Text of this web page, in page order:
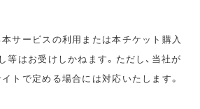
サービスの利用または本チケット購入
等はお受けしかねます。ただし、当社が
トで定める場合には対応いたします。